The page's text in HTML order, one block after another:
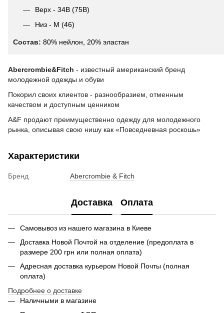
Верх - 34В (75В)
Низ - М (46)
Состав: 80% нейлон, 20% эластан
Abercrombie&Fitch - известный американский бренд
молодежной одежды и обуви
Покорил своих клиентов - разнообразием, отменным
качеством и доступным ценником
A&F продают преимущественно одежду для молодежного
рынка, описывая свою нишу как «Повседневная роскошь»
Характеристики
Бренд Abercrombie & Fitch
Доставка Оплата
Самовывоз из нашего магазина в Киеве
Доставка Новой Почтой на отделение (предоплата в
размере 200 грн или полная оплата)
Адресная доставка курьером Новой Почты (полная
оплата)
Подробнее о доставке
Наличными в магазине